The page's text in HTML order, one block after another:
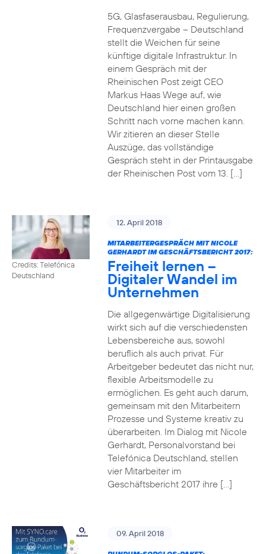
5G, Glasfaserausbau, Regulierung,
Frequenzvergabe – Deutschland
stellt die Weichen für seine
künftige digitale Infrastruktur. In
einem Gespräch mit der
Rheinischen Post zeigt CEO
Markus Haas Wege auf, wie
Deutschland hier einen großen
Schritt nach vorne machen kann.
Wir zitieren an dieser Stelle
Auszüge, das vollständige
Gespräch steht in der Printausgabe
der Rheinischen Post vom 13. […]
Credits: Telefónica
Deutschland
12. April 2018
MITARBEITERGESPRÄCH MIT NICOLE
GERHARDT IM GESCHÄFTSBERICHT 2017:
Freiheit lernen –
Digitaler Wandel im
Unternehmen
Die allgegenwärtige Digitalisierung
wirkt sich auf die verschiedensten
Lebensbereiche aus, sowohl
beruflich als auch privat. Für
Arbeitgeber bedeutet das nicht nur,
flexible Arbeitsmodelle zu
ermöglichen. Es geht auch darum,
gemeinsam mit den Mitarbeitern
Prozesse und Systeme kreativ zu
überarbeiten. Im Dialog mit Nicole
Gerhardt, Personalvorstand bei
Telefónica Deutschland, stellen
vier Mitarbeiter im
Geschäftsbericht 2017 ihre […]
09. April 2018